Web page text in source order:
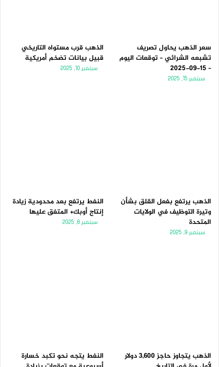
سعر الذهب يحاول تصريف
تشبعه الشرائي – توقعات اليوم
– 15-09-2025
سبتمبر 15, 2025
الذهب قرب مستواه التاريخي
قبيل بيانات تضخم أمريكية
سبتمبر 10, 2025
الذهب يرتفع بفعل القلق بشأن
وتيرة التوظيف في الولايات
المتحدة
سبتمبر 9, 2025
النفط يرتفع بعد محدودية زيادة
إنتاج أوبك+ المتفق عليها
سبتمبر 8, 2025
الذهب يتجاوز حاجز 3,600 دولار
النفط يتجه نحو تكبد خسارة